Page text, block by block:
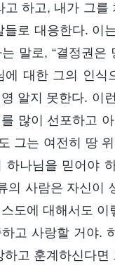
고 하고, 내가 그
들로 대응한다. 이
말로, “결정권은
에 대한 그의 인식
알지 못한다. 이
많이 선포하고
그는 여전히 땅
하나님을 믿어야
의 사람은 자신이
도에 대해서도 이
고 사랑할 거야.
하고 훈계하신다면